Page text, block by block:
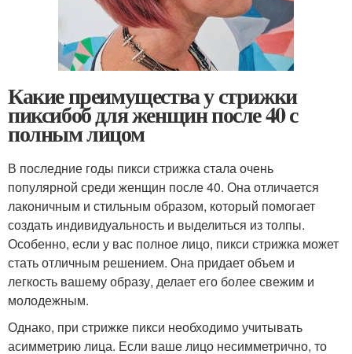
Какие преимущества у стрижки
пиксибоб для женщин после 40 с
полным лицом
В последние годы пикси стрижка стала очень
популярной среди женщин после 40. Она отличается
лаконичным и стильным образом, который помогает
создать индивидуальность и выделиться из толпы.
Особенно, если у вас полное лицо, пикси стрижка может
стать отличным решением. Она придает объем и
легкость вашему образу, делает его более свежим и
молодежным.
Однако, при стрижке пикси необходимо учитывать
асимметрию лица. Если ваше лицо несимметрично, то